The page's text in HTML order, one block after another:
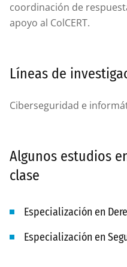
coordinación de
apoyo al ColCERT.
Líneas de
Ciberseguridad e
Algunos estudios
clase
Especialización en
Especialización en